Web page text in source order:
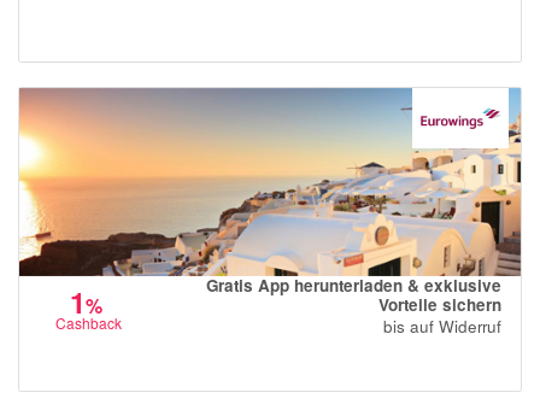
1%
Cashback
Gratis App herunterladen & exklusive
Vorteile sichern
bis auf Widerruf